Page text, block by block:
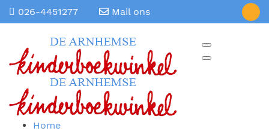
026-4451277 Mail ons
Home